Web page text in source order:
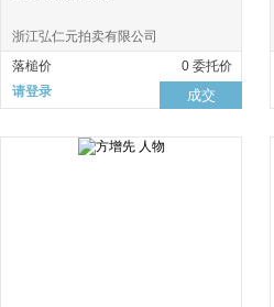
浙江弘仁元拍卖有限公司
落槌价
0 委托价
请登录
成交